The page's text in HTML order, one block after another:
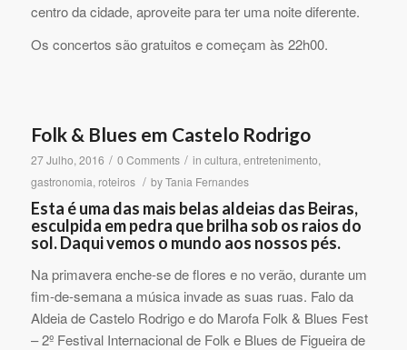
centro da cidade, aproveite para ter uma noite diferente.
Os concertos são gratuitos e começam às 22h00.
Folk & Blues em Castelo Rodrigo
27 Julho, 2016 / 0 Comments / in cultura, entretenimento,
gastronomia, roteiros / byTania Fernandes
Esta é uma das mais belas aldeias das Beiras,
esculpida em pedra que brilha sob os raios do
sol. Daqui vemos o mundo aos nossos pés.
Na primavera enche-se de flores e no verão, durante um
fim-de-semana a música invade as suas ruas. Falo da
Aldeia de Castelo Rodrigo e do Marofa Folk & Blues Fest
– 2º Festival Internacional de Folk e Blues de Figueira de